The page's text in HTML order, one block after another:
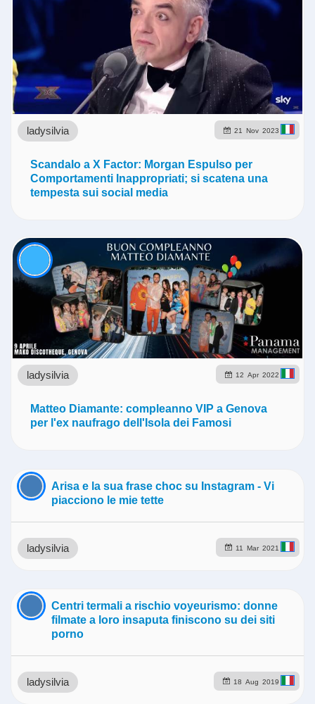
21 Nov 2023
ladysilvia
Scandalo a X Factor: Morgan Espulso per
Comportamenti Inappropriati; si scatena una
tempesta sui social media
12 Apr 2022
ladysilvia
Matteo Diamante: compleanno VIP a Genova
per l'ex naufrago dell'Isola dei Famosi
Arisa e la sua frase choc su Instagram - Vi
piacciono le mie tette
11 Mar 2021
ladysilvia
Centri termali a rischio voyeurismo: donne
filmate a loro insaputa finiscono su dei siti
porno
18 Aug 2019
ladysilvia